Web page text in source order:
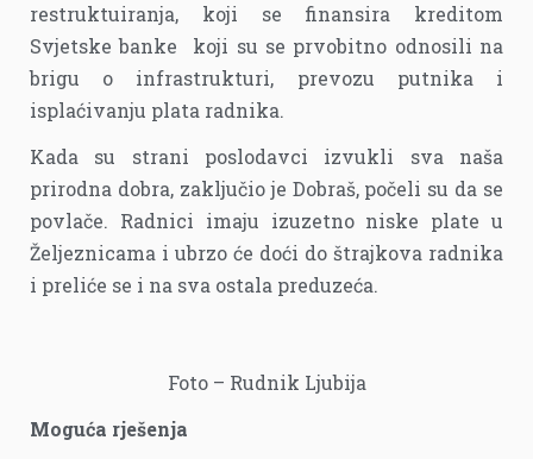
restruktuiranja, koji se finansira kreditom
Svjetske banke koji su se prvobitno odnosili na
brigu o infrastrukturi, prevozu putnika i
isplaćivanju plata radnika.
Kada su strani poslodavci izvukli sva naša
prirodna dobra, zaključio je Dobraš, počeli su da se
povlače. Radnici imaju izuzetno niske plate u
Željeznicama i ubrzo će doći do štrajkova radnika
i preliće se i na sva ostala preduzeća.
Foto – Rudnik Ljubija
Moguća rješenja